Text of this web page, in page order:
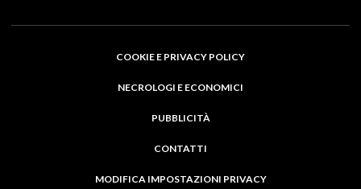
COOKIE E PRIVACY POLICY
NECROLOGI E ECONOMICI
PUBBLICITÀ
CONTATTI
MODIFICA IMPOSTAZIONI PRIVACY